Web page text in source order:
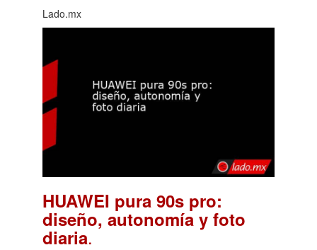
Lado.mx
HUAWEI pura 90s pro:
diseño, autonomía y foto
diaria.